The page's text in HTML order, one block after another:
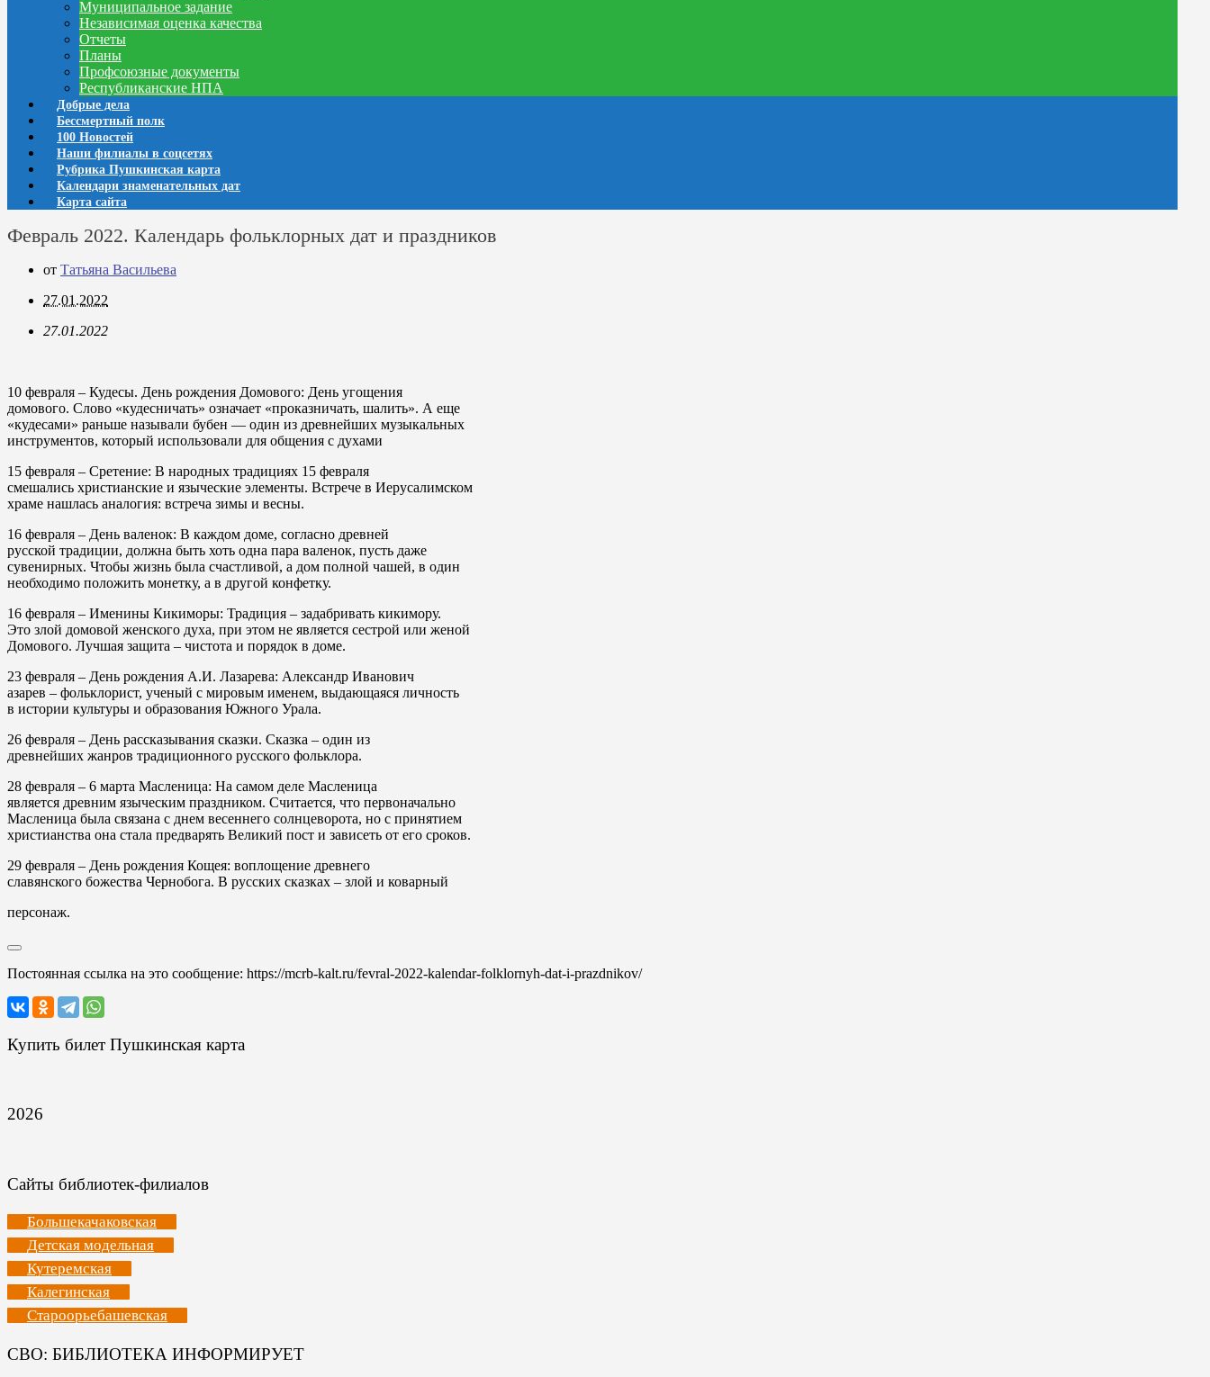
Муниципальное задание
Независимая оценка качества
Отчеты
Планы
Профсоюзные документы
Республиканские НПА
Добрые дела
Бессмертный полк
100 Новостей
Наши филиалы в соцсетях
Рубрика Пушкинская карта
Календари знаменательных дат
Карта сайта
Февраль 2022. Календарь фольклорных дат и праздников
от Татьяна Васильева
27.01.2022
27.01.2022
10 февраля – Кудесы. День рождения Домового: День угощения
домового. Слово «кудесничать» означает «проказничать, шалить». А еще
«кудесами» раньше называли бубен — один из древнейших музыкальных
инструментов, который использовали для общения с духами
15 февраля – Сретение: В народных традициях 15 февраля
смешались христианские и языческие элементы. Встрече в Иерусалимском
храме нашлась аналогия: встреча зимы и весны.
16 февраля – День валенок: В каждом доме, согласно древней
русской традиции, должна быть хоть одна пара валенок, пусть даже
сувенирных. Чтобы жизнь была счастливой, а дом полной чашей, в один
необходимо положить монетку, а в другой конфетку.
16 февраля – Именины Кикиморы: Традиция – задабривать кикимору.
Это злой домовой женского духа, при этом не является сестрой или женой
Домового. Лучшая защита – чистота и порядок в доме.
23 февраля – День рождения А.И. Лазарева: Александр Иванович
азарев – фольклорист, ученый с мировым именем, выдающаяся личность
в истории культуры и образования Южного Урала.
26 февраля – День рассказывания сказки. Сказка – один из
древнейших жанров традиционного русского фольклора.
28 февраля – 6 марта Масленица: На самом деле Масленица
является древним языческим праздником. Считается, что первоначально
Масленица была связана с днем весеннего солнцеворота, но с принятием
христианства она стала предварять Великий пост и зависеть от его сроков.
29 февраля – День рождения Кощея: воплощение древнего
славянского божества Чернобога. В русских сказках – злой и коварный
персонаж.
Постоянная ссылка на это сообщение: https://mcrb-kalt.ru/fevral-2022-kalendar-folklornyh-dat-i-prazdnikov/
Купить билет Пушкинская карта
2026
Сайты библиотек-филиалов
Большекачаковская
Детская модельная
Кутеремская
Калегинская
Староорьебашевская
СВО: БИБЛИОТЕКА ИНФОРМИРУЕТ